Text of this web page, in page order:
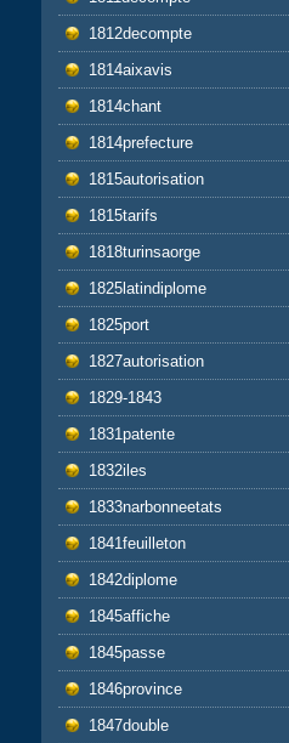
1812decompte
1814aixavis
1814chant
1814prefecture
1815autorisation
1815tarifs
1818turinsaorge
1825latindiplome
1825port
1827autorisation
1829-1843
1831patente
1832iles
1833narbonneetats
1841feuilleton
1842diplome
1845affiche
1845passe
1846province
1847double